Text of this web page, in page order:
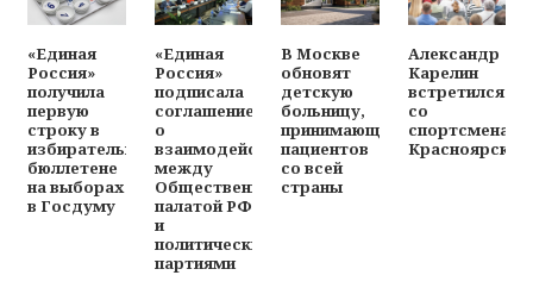
«Единая
Россия»
получила
первую
строку в
избирательном
бюллетене
на выборах
в Госдуму
«Единая
Россия»
подписала
соглашение
о
взаимодействии
между
Общественной
палатой РФ
и
политическими
партиями
В Москве
обновят
детскую
больницу,
принимающую
пациентов
со всей
страны
Александр
Карелин
встретился
со
спортсменами
Красноярска